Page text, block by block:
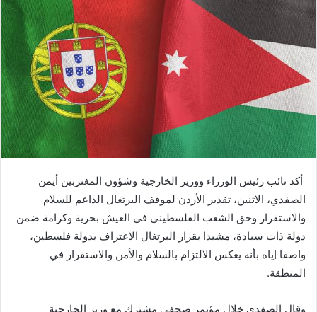
أكد نائب رئيس الوزراء ووزير الخارجية وشؤون المغتربين أيمن
الصفدي، الاثنين، تقدير الأردن لموقف البرتغال الداعم للسلام
والاستقرار وحق الشعب الفلسطيني في العيش بحرية وكرامة ضمن
دولة ذات سيادة، مشيدا بقرار البرتغال الاعتراف بدولة فلسطين،
واصفا إياه بأنه يعكس الالتزام بالسلام والأمن والاستقرار في
المنطقة.
وقال الصفدي خلال مؤتمر صحفي مشترك مع وزير الخارجية